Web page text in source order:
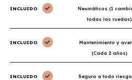
INCLUIDO
Neumáticos (1
todas las ruedas)
INCLUIDO
Mantenimiento y
(Cada 2 años)
INCLUIDO
Seguro a todo